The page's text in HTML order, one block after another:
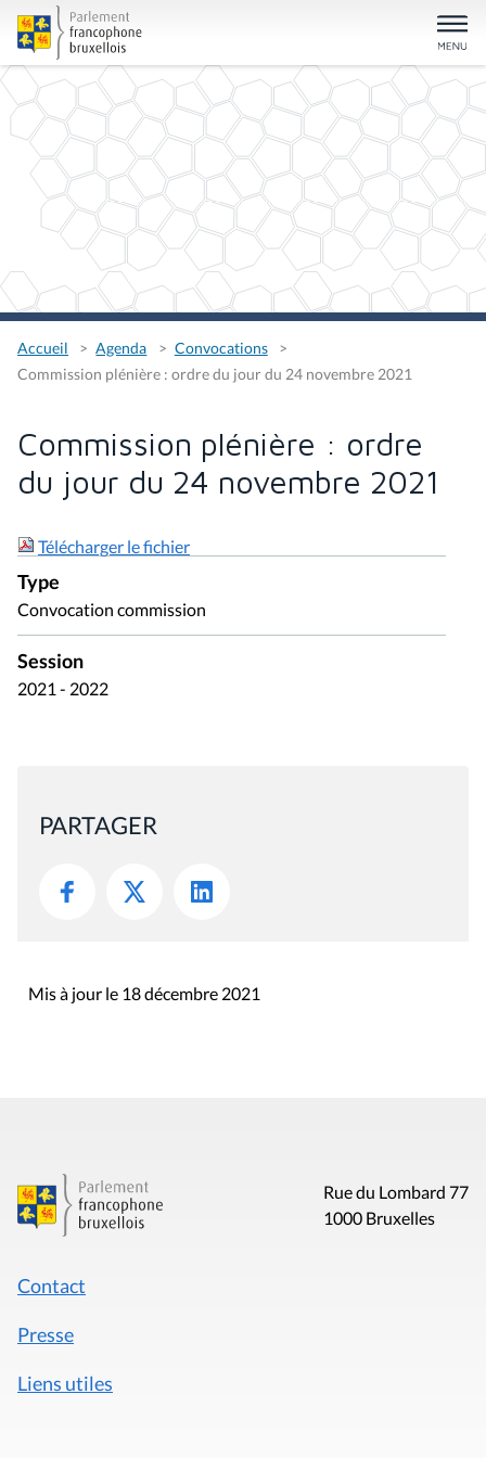
Accueil Agenda
Convocations
Commission plénière : ordre du jour du 24 novembre 2021
Commission plénière : ordre
du jour du 24 novembre 2021
Télécharger le fichier
Type
Convocation commission
Session
2021 - 2022
PARTAGER
Mis à jour le 18 décembre 2021
Rue du Lombard 77
1000 Bruxelles
Contact
Presse
Liens utiles